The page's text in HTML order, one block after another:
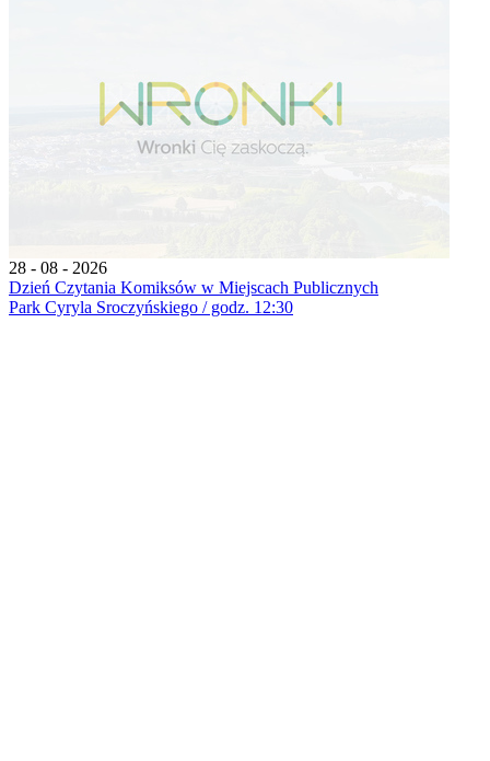
28 - 08 - 2026
Dzień Czytania Komiksów w Miejscach Publicznych
Park Cyryla Sroczyńskiego / godz. 12:30